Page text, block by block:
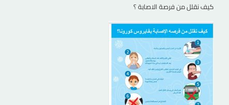
كيف نقلل من فرصة الاصابة ؟